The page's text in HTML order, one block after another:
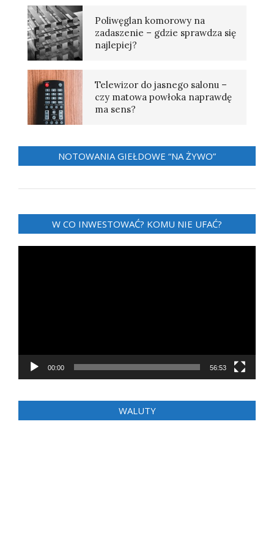
Poliwęglan komorowy na
zadaszenie – gdzie sprawdza się
najlepiej?
Telewizor do jasnego salonu –
czy matowa powłoka naprawdę
ma sens?
NOTOWANIA GIEŁDOWE “NA ŻYWO”
W CO INWESTOWAĆ? KOMU NIE UFAĆ?
00:00 56:53
WALUTY